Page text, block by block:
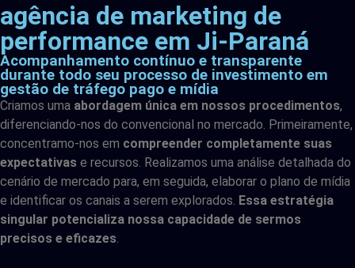
agência de marketing de
performance em Ji-Paraná
Acompanhamento contínuo e transparente
durante todo seu processo de investimento em
gestão de tráfego pago e mídia
Criamos uma abordagem única em nossos procedimentos,
diferenciando-nos do convencional no mercado. Primeiramente,
concentramo-nos em compreender completamente suas
expectativas e recursos. Realizamos uma análise detalhada do
cenário de mercado para, em seguida, elaborar o plano de mídia
e identificar os canais a serem explorados. Essa estratégia
singular potencializa nossa capacidade de sermos
precisos e eficazes.